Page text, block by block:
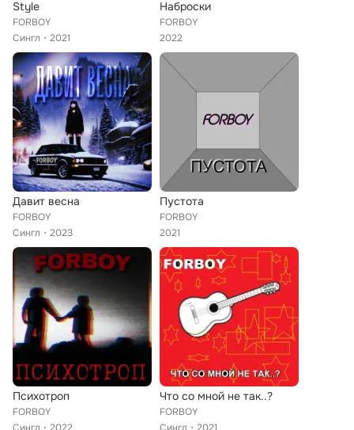
Style
FORBOY
Сингл
2021
Наброски
FORBOY
2022
Давит весна
FORBOY
Сингл
2023
Пустота
FORBOY
2021
Психотроп
FORBOY
Что со мной не так..?
FORBOY